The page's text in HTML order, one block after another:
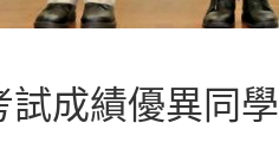
成績優異同學